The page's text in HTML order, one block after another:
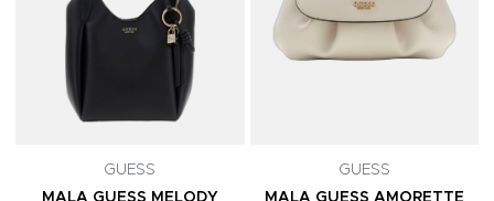
GUESS
MALA GUESS MELODY
GUESS
MALA GUESS AMORETTE